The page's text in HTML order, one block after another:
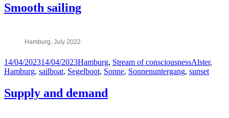
Smooth sailing
Hamburg, July 2022.
Posted
on
14/04/202314/04/2023Categories
Hamburg, Stream of consciousnessTags
Alster,
Hamburg, sailboat, Segelboot, Sonne, Sonnenuntergang, sunset
Supply and demand
e
3
c
h
2
2
1
3
5
s
t
2
2
2